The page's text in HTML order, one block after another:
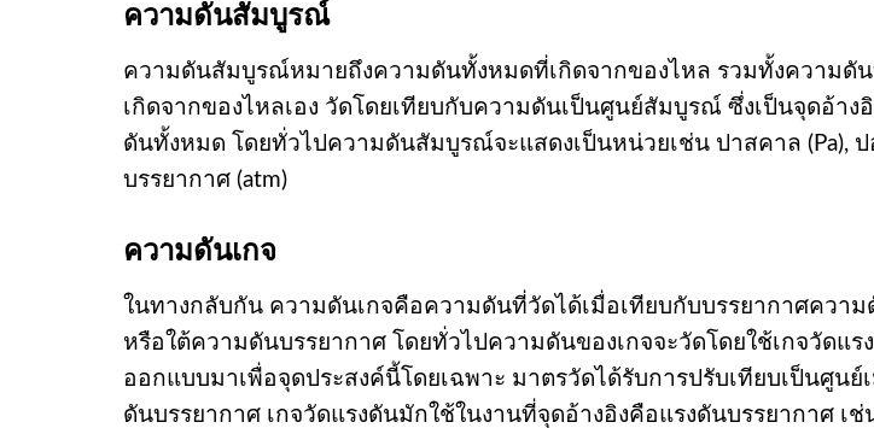
ความดันสัมบูรณ์
ความดันสัมบูรณ์หมายถึงความดันทั้งหมดที่เกิดจากของไหล รวมทั้งความดั
เกิดจากของไหลเอง วัดโดยเทียบกับความดันเป็นศูนย์สัมบูรณ์ ซึ่งเป็นจุดอ้าง
ดันทั้งหมด โดยทั่วไปความดันสัมบูรณ์จะแสดงเป็นหน่วยเช่น ปาสคาล (Pa), ป
บรรยากาศ (atm)
ความดันเกจ
ในทางกลับกัน ความดันเกจคือความดันที่วัดได้เมื่อเทียบกับบรรยากาศควา
หรือใต้ความดันบรรยากาศ โดยทั่วไปความดันของเกจจะวัดโดยใช้เกจวัดแร
ออกแบบมาเพื่อจุดประสงค์นี้โดยเฉพาะ มาตรวัดได้รับการปรับเทียบเป็นศูน
ดันบรรยากาศ เกจวัดแรงดันมักใช้ในงานที่จุดอ้างอิงคือแรงดันบรรยากาศ เ